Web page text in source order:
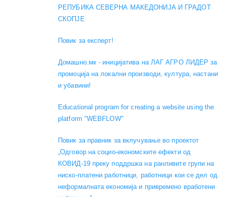
РЕПУБИКА СЕВЕРНА МАКЕДОНИЈА И ГРАДОТ
СКОПЈЕ
Повик за експерт!
Домашно.мк - иницијатива на ЛАГ АГРО ЛИДЕР за
промоција на локални производи, култура, настани
и убавини!
Educational program for creating a website using the
platform "WEBFLOW"
Повик за правник за вклучување во проектот
„Одговор на социо-економските ефекти од
КОВИД-19 преку поддршка на ранливите групи на
ниско-платени работници, работници кои се дел од
неформалната економија и привремено вработени